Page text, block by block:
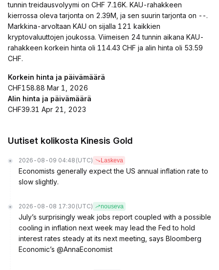
tunnin treidausvolyymi on CHF 7.16K. KAU-rahakkeen
kierrossa oleva tarjonta on 2.39M, ja sen suurin tarjonta on --.
Markkina-arvoltaan KAU on sijalla 121 kaikkien
kryptovaluuttojen joukossa. Viimeisen 24 tunnin aikana KAU-
rahakkeen korkein hinta oli 114.43 CHF ja alin hinta oli 53.59
CHF.
Korkein hinta ja päivämäärä
CHF158.88 Mar 1, 2026
Alin hinta ja päivämäärä
CHF39.31 Apr 21, 2023
Uutiset kolikosta Kinesis Gold
2026-08-09 04:48 (UTC) Laskeva
Economists generally expect the US annual inflation rate to
slow slightly.
2026-08-08 17:30 (UTC) nouseva
July’s surprisingly weak jobs report coupled with a possible
cooling in inflation next week may lead the Fed to hold
interest rates steady at its next meeting, says Bloomberg
Economic’s @AnnaEconomist